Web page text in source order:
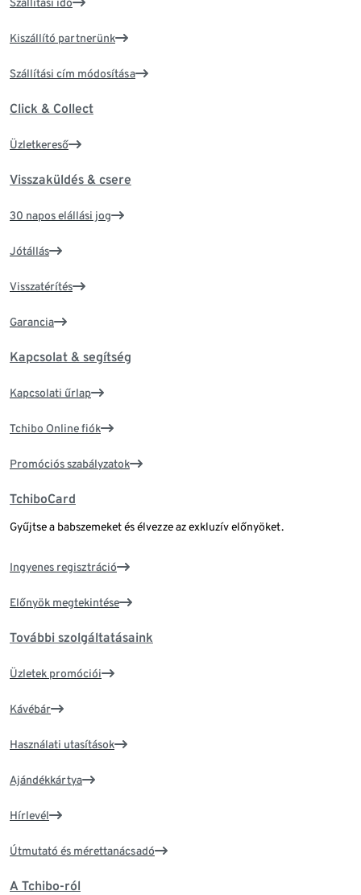
Kiszállító partnerünk
Szállítási cím módosítása
Click & Collect
Üzletkereső
Visszaküldés & csere
30 napos elállási jog
Jótállás
Visszatérítés
Garancia
Kapcsolat & segítség
Kapcsolati űrlap
Tchibo Online fiók
Promóciós szabályzatok
TchiboCard
Gyűjtse a babszemeket és élvezze az exkluzív előnyöket.
Ingyenes regisztráció
Előnyök megtekintése
További szolgáltatásaink
Üzletek promóciói
Kávébár
Használati utasítások
Ajándékkártya
Hírlevél
Útmutató és mérettanácsadó
A Tchibo-ról